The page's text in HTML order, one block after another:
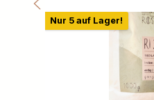
Nur 5 auf Lager!